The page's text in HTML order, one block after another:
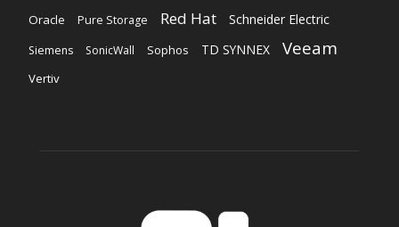
Oracle Pure Storage Red Hat Schneider Electric
Siemens SonicWall Sophos TD SYNNEX Veeam
Vertiv